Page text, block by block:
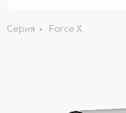
Серия Force X